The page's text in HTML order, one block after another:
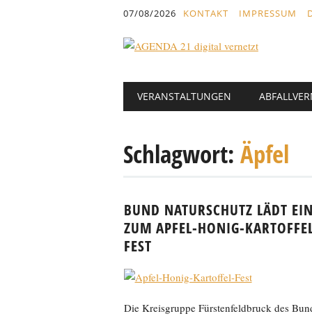
07/08/2026 KONTAKT IMPRESSUM
Hauptmenü
Abbrechen
VERANSTALTUNGEN
Schlagwort: Äpfel
BUND NATURSCHUTZ LÄDT
ZUM APFEL-HONIG-
FEST
Die Kreisgruppe Fürstenfeldbruck des